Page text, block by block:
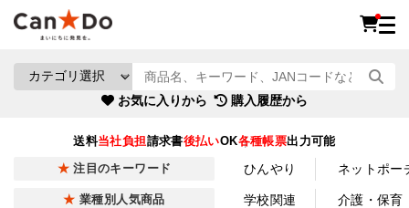
お気に入りから 購入履歴から
送料当社負担請求書後払いOK各種帳票出力可能
注目のキーワード ひんやり ネットポー
業種別人気商品 学校関連 介護・保育